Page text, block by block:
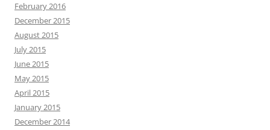
February 2016
December 2015
August 2015
July 2015
June 2015
May 2015
April 2015
January 2015
December 2014